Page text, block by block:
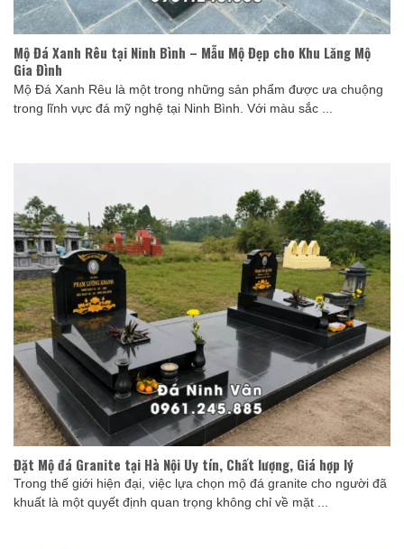
Mộ Đá Xanh Rêu tại Ninh Bình – Mẫu Mộ Đẹp cho Khu Lăng Mộ
Gia Đình
Mộ Đá Xanh Rêu là một trong những sản phẩm được ưa chuộng
trong lĩnh vực đá mỹ nghệ tại Ninh Bình. Với màu sắc ...
Đặt Mộ đá Granite tại Hà Nội Uy tín, Chất lượng, Giá hợp lý
Trong thế giới hiện đại, việc lựa chọn mộ đá granite cho người đã
khuất là một quyết định quan trọng không chỉ về mặt ...